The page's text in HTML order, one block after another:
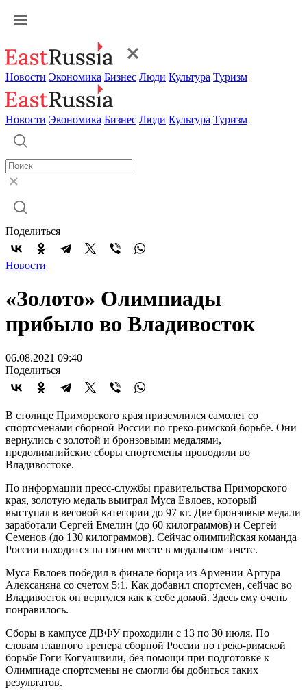
Новости Экономика Бизнес Люди Культура Туризм
Новости Экономика Бизнес Люди Культура Туризм
Поделиться
Новости
«Золото» Олимпиады
прибыло во Владивосток
06.08.2021 09:40
Поделиться
В столице Приморского края приземлился самолет со
спортсменами сборной России по греко-римской борьбе. Они
вернулись с золотой и бронзовыми медалями,
предолимпийские сборы спортсмены проводили во
Владивостоке.
По информации пресс-службы правительства Приморского
края, золотую медаль выиграл Муса Евлоев, который
выступал в весовой категории до 97 кг. Две бронзовые медали
заработали Сергей Емелин (до 60 килограммов) и Сергей
Семенов (до 130 килограммов). Сейчас олимпийская команда
России находится на пятом месте в медальном зачете.
Муса Евлоев победил в финале борца из Армении Артура
Алексаняна со счетом 5:1. Как добавил спортсмен, сейчас во
Владивосток он вернулся как к себе домой. Здесь ему очень
понравилось.
Сборы в кампусе ДВФУ проходили с 13 по 30 июля. По
словам главного тренера сборной России по греко-римской
борьбе Гоги Когуашвили, без помощи при подготовке к
Олимпиаде спортсмены не смогли бы добиться таких
результатов.